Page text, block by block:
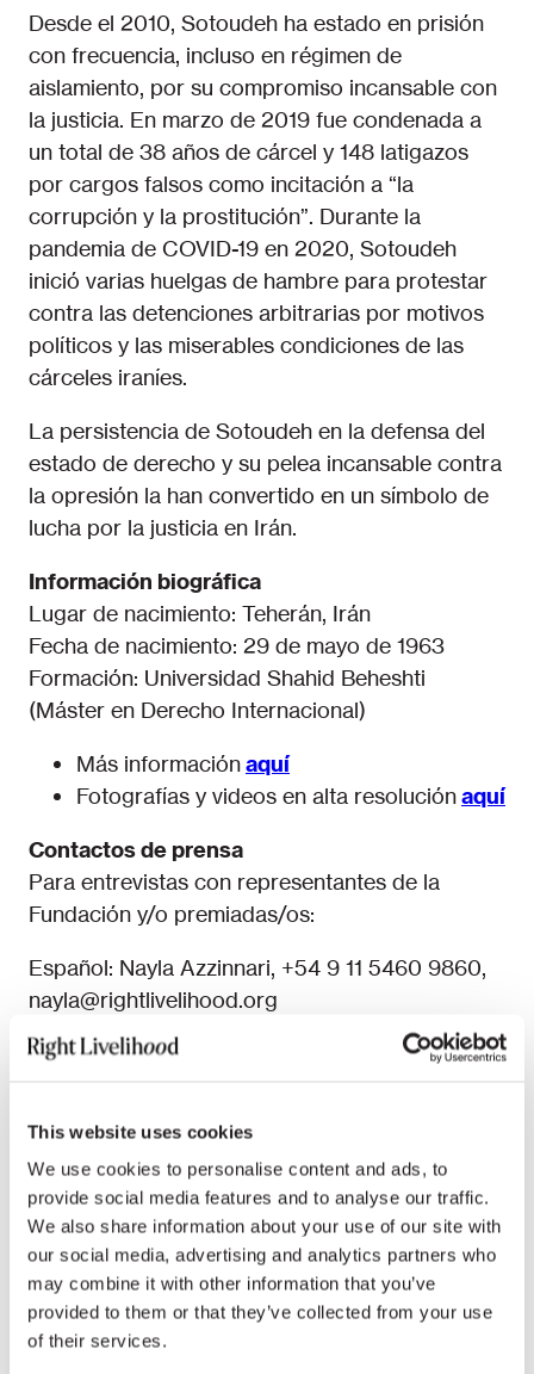
This website uses cookies
We use cookies to personalise content and ads, to
provide social media features and to analyse our traffic.
We also share information about your use of our site with
our social media, advertising and analytics partners who
may combine it with other information that you’ve
provided to them or that they’ve collected from your use
of their services.
Desde el 2010, Sotoudeh ha estado en prisión
con frecuencia, incluso en régimen de
aislamiento, por su compromiso incansable con
la justicia. En marzo de 2019 fue condenada a
un total de 38 años de cárcel y 148 latigazos
por cargos falsos como incitación a “la
corrupción y la prostitución”. Durante la
pandemia de COVID-19 en 2020, Sotoudeh
inició varias huelgas de hambre para protestar
contra las detenciones arbitrarias por motivos
políticos y las miserables condiciones de las
cárceles iraníes.
La persistencia de Sotoudeh en la defensa del
estado de derecho y su pelea incansable contra
la opresión la han convertido en un símbolo de
lucha por la justicia en Irán.
Información biográfica
Lugar de nacimiento: Teherán, Irán
Fecha de nacimiento: 29 de mayo de 1963
Formación: Universidad Shahid Beheshti
(Máster en Derecho Internacional)
Más informaciónaquí
Fotografías y videos en alta resoluciónaquí
Contactos de prensa
Para entrevistas con representantes de la
Fundación y/o premiadas/os:
Español: Nayla Azzinnari, +54 9 11 5460 9860,
nayla@rightlivelihood.org
Inglés: Emoke Bebiak, +41 (0) 783338484,
Alemán: Nina Tesenfitz, +49 (0)170 5763 663,
presse@rightlivelihood.org
Sueco: Johannes Mosskin, +46 (0)704371148,
johannes@rightlivelihood.org
Acerca del Premio Right Livelihood